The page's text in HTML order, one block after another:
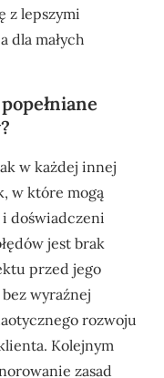
z lepszymi
dla małych
w każdej innej
w które mogą
doświadczeni
jest brak
przed jego
wyraźnej
rozwoju
Kolejnym
zasad